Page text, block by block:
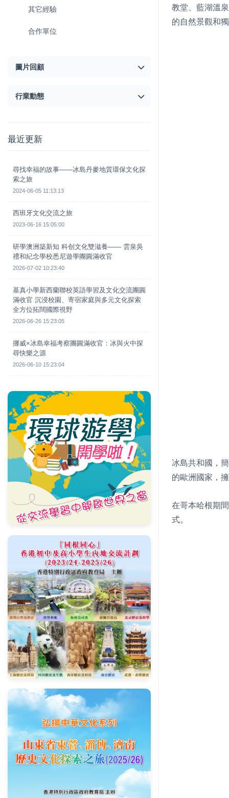
其它經驗
合作單位
圖片回顧
行業動態
最近更新
尋找幸福的故事——冰島丹麥地質環保文化探
索之旅
2024-06-05 11:13:13
西班牙文化交流之旅
2023-06-16 15:05:00
研學澳洲築新知 科创文化雙滋養—— 雲泉吳
禮和紀念學校悉尼遊學團圓滿收官
2026-07-02 10:23:40
基真小學新西蘭聯校英語學習及文化交流團圓
滿收官 沉浸校園、寄宿家庭與多元文化探索
全方位拓闊國際視野
2026-06-26 15:23:05
挪威×冰島幸福考察團圓滿收官：冰與火中探
尋快樂之源
2026-06-10 15:23:04
教堂、藍湖溫
的自然景觀和
冰島共和國，
的歐洲國家，
在哥本哈根期
式。